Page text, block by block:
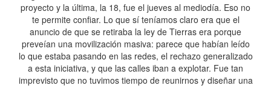
proyecto y la última, la 18, fue el jueves al mediodía. Eso no
te permite confiar. Lo que sí teníamos claro era que el
anuncio de que se retiraba la ley de Tierras era porque
preveían una movilización masiva: parece que habían leído
lo que estaba pasando en las redes, el rechazo generalizado
a esta iniciativa, y que las calles iban a explotar. Fue tan
imprevisto que no tuvimos tiempo de reunirnos y diseñar una